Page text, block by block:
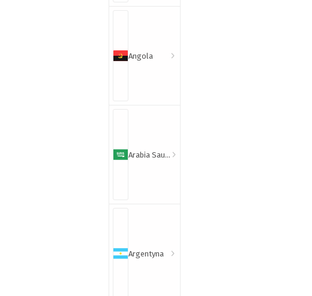
Angola
Arabia Saudyjska
Argentyna